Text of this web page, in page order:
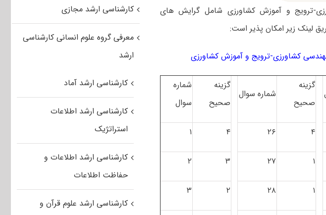
ترویج و آموزش کشاورزی شامل گرایش های
لینک زیر امکان پذیر است:
گزینه
صحیح
شماره سوال
گزینه
صحیح
شماره
سوال
۴ ۲۶ ۴ ۱
۱ ۲۷ ۳ ۲
۱ ۲۸ ۲ ۳
کارشناسی ارشد مجازی
معرفی گروه علوم انسانی کارشناسی
ارشد
کارشناسی ارشد آماد
کارشناسی ارشد اطلاعات
استراتژیک
کارشناسی ارشد اطلاعات و
حفاظت اطلاعات
کارشناسی ارشد علوم قرآن و